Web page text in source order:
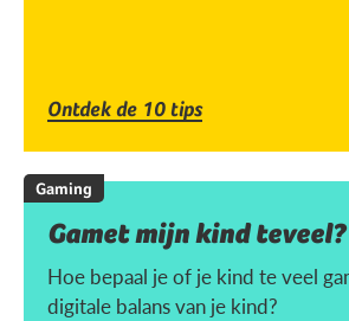
Ontdek de 10 tips
Gaming
Gamet mijn kind teveel?
Hoe bepaal je of je kind te veel
digitale balans van je kind?